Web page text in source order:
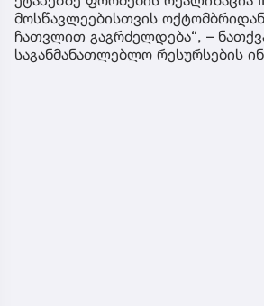
მოსწავლეებისთვის
ჩათვლით გაგრძელდება“, –
საგანმანათლებლო რესურსების